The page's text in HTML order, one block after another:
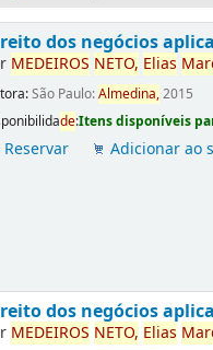
dos negócios
MEDEIROS NETO, Elias
São Paulo:Almedina,2015
de:Itens disponíveis
Reservar Adicionar ao
dos negócios
MEDEIROS NETO, Elias